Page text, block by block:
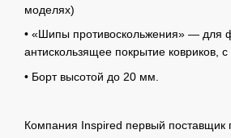
моделях)
• «Шипы противоскольжения» — для
антискользящее покрытие ковриков,
• Борт высотой до 20 мм.
Компания Inspired первый поставщик